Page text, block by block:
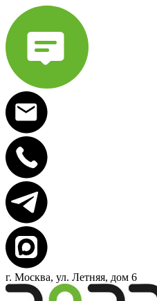
г. Москва, ул. Летняя, дом 6